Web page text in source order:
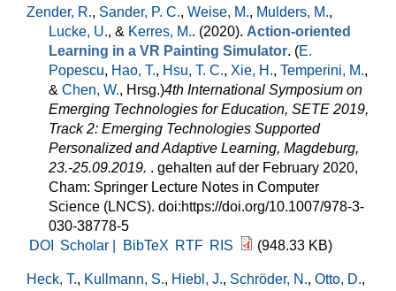
Zender, R., Sander, P. C., Weise, M., Mulders, M.,
Lucke, U., & Kerres, M.. (2020). Action-oriented
Learning in a VR Painting Simulator. (E.
Popescu, Hao, T., Hsu, T. C., Xie, H., Temperini, M.,
& Chen, W., Hrsg.)4th International Symposium on
Emerging Technologies for Education, SETE 2019,
Track 2: Emerging Technologies Supported
Personalized and Adaptive Learning, Magdeburg,
23.-25.09.2019. . gehalten auf der February 2020,
Cham: Springer Lecture Notes in Computer
Science (LNCS). doi:https://doi.org/10.1007/978-3-
030-38778-5
DOI
Scholar | BibTeX RTF RIS (948.33 KB)
Heck, T., Kullmann, S., Hiebl, J., Schröder, N., Otto, D.,